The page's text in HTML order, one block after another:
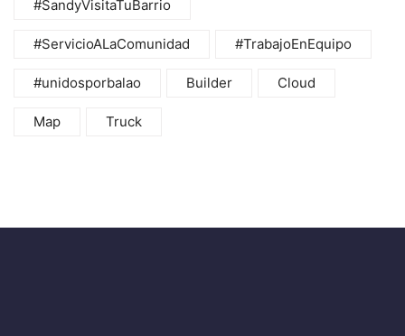
#SandyVisitaTuBarrio
#ServicioALaComunidad #TrabajoEnEquipo
#unidosporbalao Builder Cloud
Map Truck